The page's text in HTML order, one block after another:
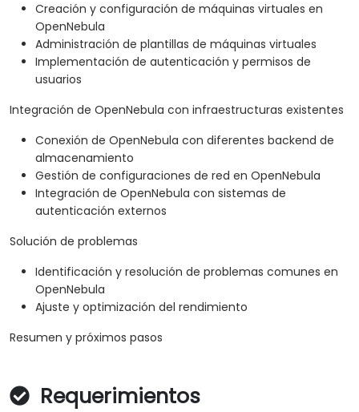
Creación y configuración de máquinas virtuales en
OpenNebula
Administración de plantillas de máquinas virtuales
Implementación de autenticación y permisos de
usuarios
Integración de OpenNebula con infraestructuras existentes
Conexión de OpenNebula con diferentes backend de
almacenamiento
Gestión de configuraciones de red en OpenNebula
Integración de OpenNebula con sistemas de
autenticación externos
Solución de problemas
Identificación y resolución de problemas comunes en
OpenNebula
Ajuste y optimización del rendimiento
Resumen y próximos pasos
Requerimientos